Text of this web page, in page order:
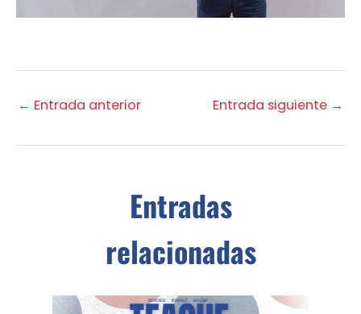
← Entrada anterior Entrada siguiente →
Entradas
relacionadas